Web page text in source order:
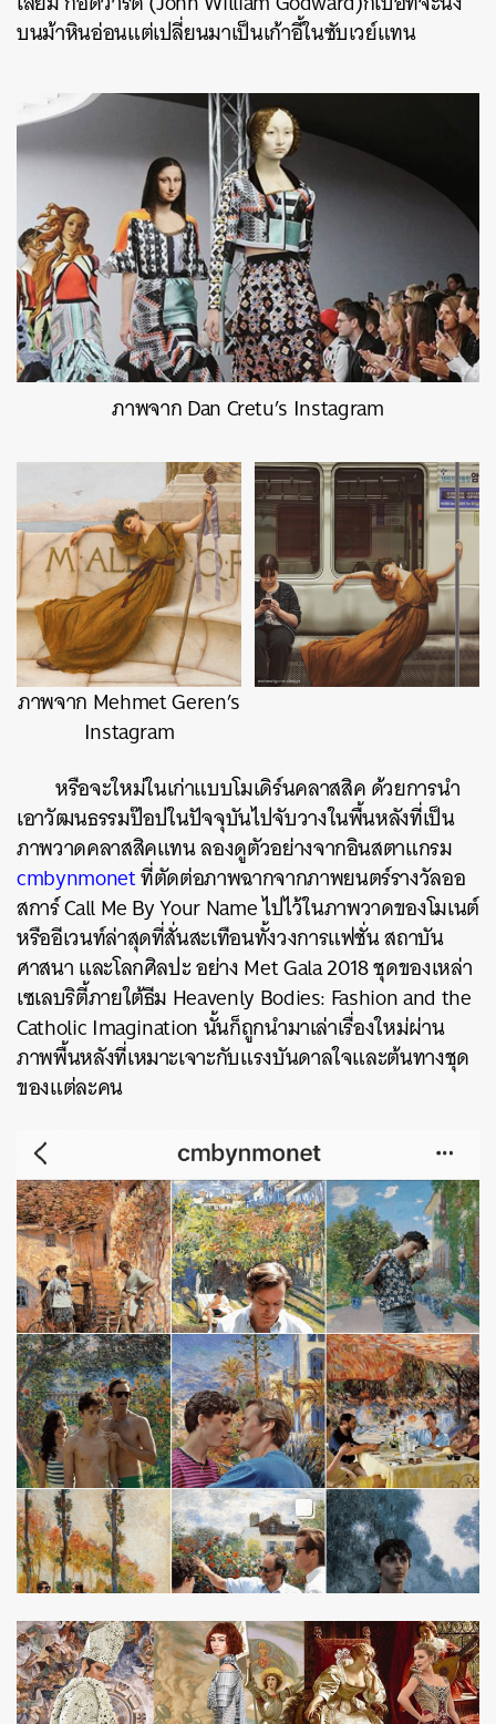
บนม้าหินอ่อนแต่เปลี่ยนมาเป็นเก้าอี้ในซับเวย์แทน
ภาพจาก Dan Cretu’s Instagram
ภาพจาก Mehmet Geren’s
Instagram
หรือจะใหม่ในเก่าแบบโมเดิร์นคลาสสิค ด้วยการนำ
เอาวัฒนธรรมป๊อปในปัจจุบันไปจับวางในพื้นหลังที่เป็น
ภาพวาดคลาสสิคแทน ลองดูตัวอย่างจากอินสตาแกรม
cmbynmonetที่ตัดต่อภาพฉากจากภาพยนตร์รางวัลออ
สการ์ Call Me By Your Name ไปไว้ในภาพวาดของโมเนต์
หรืออีเวนท์ล่าสุดที่สั่นสะเทือนทั้งวงการแฟชั่น สถาบัน
ศาสนา และโลกศิลปะ อย่าง Met Gala 2018 ชุดของเหล่า
เซเลบริตี้ภายใต้ธีม Heavenly Bodies: Fashion and the
Catholic Imagination นั้นก็ถูกนำมาเล่าเรื่องใหม่ผ่าน
ภาพพื้นหลังที่เหมาะเจาะกับแรงบันดาลใจและต้นทางชุด
ของแต่ละคน